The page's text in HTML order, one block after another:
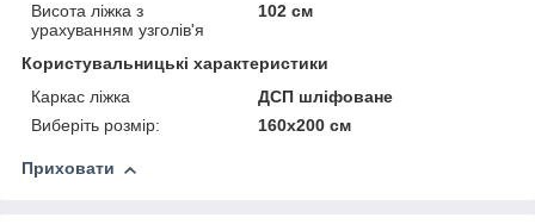
Висота ліжка з
урахуванням узголів'я
102 см
Користувальницькі характеристики
Каркас ліжка
ДСП шліфоване
Виберіть розмір:
160х200 см
Приховати